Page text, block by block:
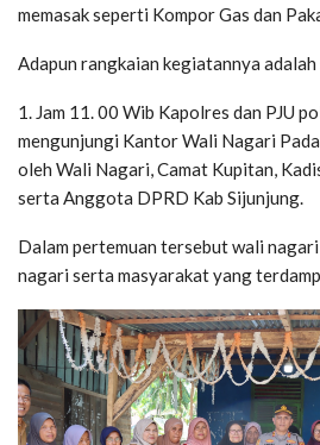
memasak seperti Kompor Gas dan
Adapun rangkaian kegiatannya
1. Jam 11. 00 Wib Kapolres dan PJU
mengunjungi Kantor Wali Nagari
oleh Wali Nagari, Camat Kupitan,
serta Anggota DPRD Kab Sijunjung.
Dalam pertemuan tersebut wali
nagari serta masyarakat yang